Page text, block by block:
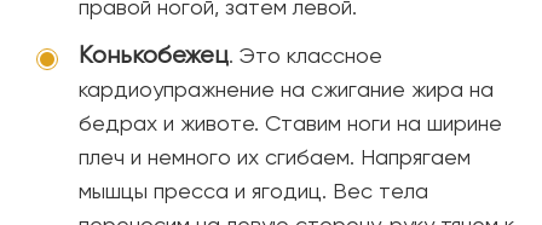
правой ногой, затем левой.
Конькобежец. Это классное
кардиоупражнение на сжигание жира на
бедрах и животе. Ставим ноги на ширине
плеч и немного их сгибаем. Напрягаем
мышцы пресса и ягодиц. Вес тела